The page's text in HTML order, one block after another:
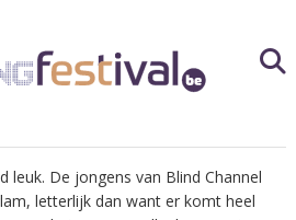
leuk. De jongens van Blind Channel
letterlijk dan want er komt heel